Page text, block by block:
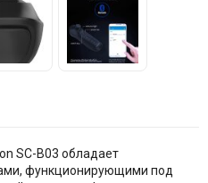
SC-B03 обладает
функционирующими под